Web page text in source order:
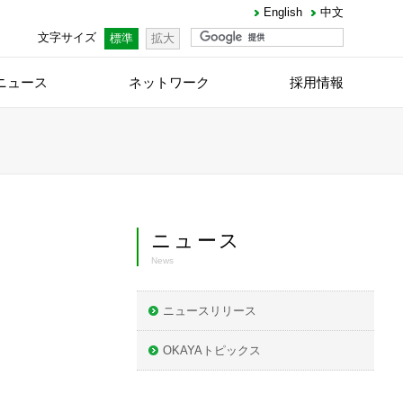
English
中文
文字サイズ
標準 拡大
ュース ネットワーク 採用情報
ニュース
News
ニュースリリース
OKAYAトピックス